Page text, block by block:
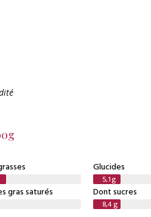
gras saturés
Glucides
5,1g
Dont sucres
8,4 g